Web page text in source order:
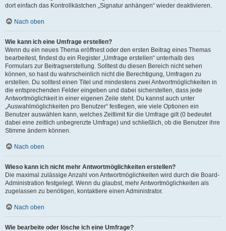
dort einfach das Kontrollkästchen „Signatur anhängen“ wieder deaktivieren.
Nach oben
Wie kann ich eine Umfrage erstellen?
Wenn du ein neues Thema eröffnest oder den ersten Beitrag eines Themas
bearbeitest, findest du ein Register „Umfrage erstellen“ unterhalb des
Formulars zur Beitragserstellung. Solltest du diesen Bereich nicht sehen
können, so hast du wahrscheinlich nicht die Berechtigung, Umfragen zu
erstellen. Du solltest einen Titel und mindestens zwei Antwortmöglichkeiten in
die entsprechenden Felder eingeben und dabei sicherstellen, dass jede
Antwortmöglichkeit in einer eigenen Zeile steht. Du kannst auch unter
„Auswahlmöglichkeiten pro Benutzer“ festlegen, wie viele Optionen ein
Benutzer auswählen kann, welches Zeitlimit für die Umfrage gilt (0 bedeutet
dabei eine zeitlich unbegrenzte Umfrage) und schließlich, ob die Benutzer ihre
Stimme ändern können.
Nach oben
Wieso kann ich nicht mehr Antwortmöglichkeiten erstellen?
Die maximal zulässige Anzahl von Antwortmöglichkeiten wird durch die Board-
Administration festgelegt. Wenn du glaubst, mehr Antwortmöglichkeiten als
zugelassen zu benötigen, kontaktiere einen Administrator.
Nach oben
Wie bearbeite oder lösche ich eine Umfrage?